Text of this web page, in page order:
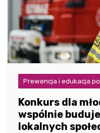
Prewencja i edukacja
Konkurs dla
wspólnie
lokalnych